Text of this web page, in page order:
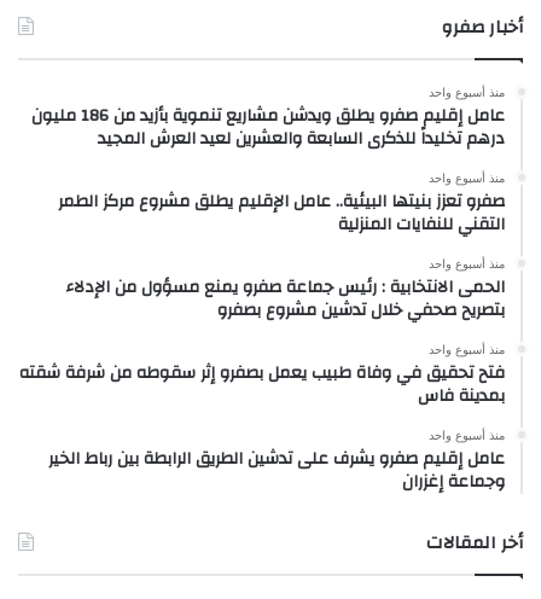
أخبار صفرو
منذ أسبوع واحد
عامل إقليم صفرو يطلق ويدشن مشاريع تنموية بأزيد من 186 مليون
درهم تخليداً للذكرى السابعة والعشرين لعيد العرش المجيد
منذ أسبوع واحد
صفرو تعزز بنيتها البيئية.. عامل الإقليم يطلق مشروع مركز الطمر
التقني للنفايات المنزلية
منذ أسبوع واحد
الحمى الانتخابية : رئيس جماعة صفرو يمنع مسؤول من الإدلاء
بتصريح صحفي خلال تدشين مشروع بصفرو
منذ أسبوع واحد
فتح تحقيق في وفاة طبيب يعمل بصفرو إثر سقوطه من شرفة شقته
بمدينة فاس
منذ أسبوع واحد
عامل إقليم صفرو يشرف على تدشين الطريق الرابطة بين رباط الخير
وجماعة إغزران
أخر المقالات